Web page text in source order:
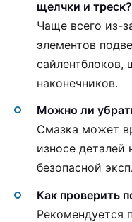
щелчки и треск?
Чаще всего из-
элементов
сайлентблоков,
наконечников.
Можно ли
Смазка может
износе деталей
безопасной
Как проверить
Рекомендуется